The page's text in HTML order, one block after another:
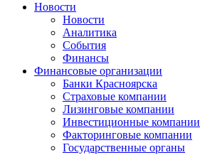
Новости
Новости
Аналитика
События
Финансы
Финансовые организации
Банки Красноярска
Страховые компании
Лизинговые компании
Инвестиционные компании
Факторинговые компании
Государственные органы